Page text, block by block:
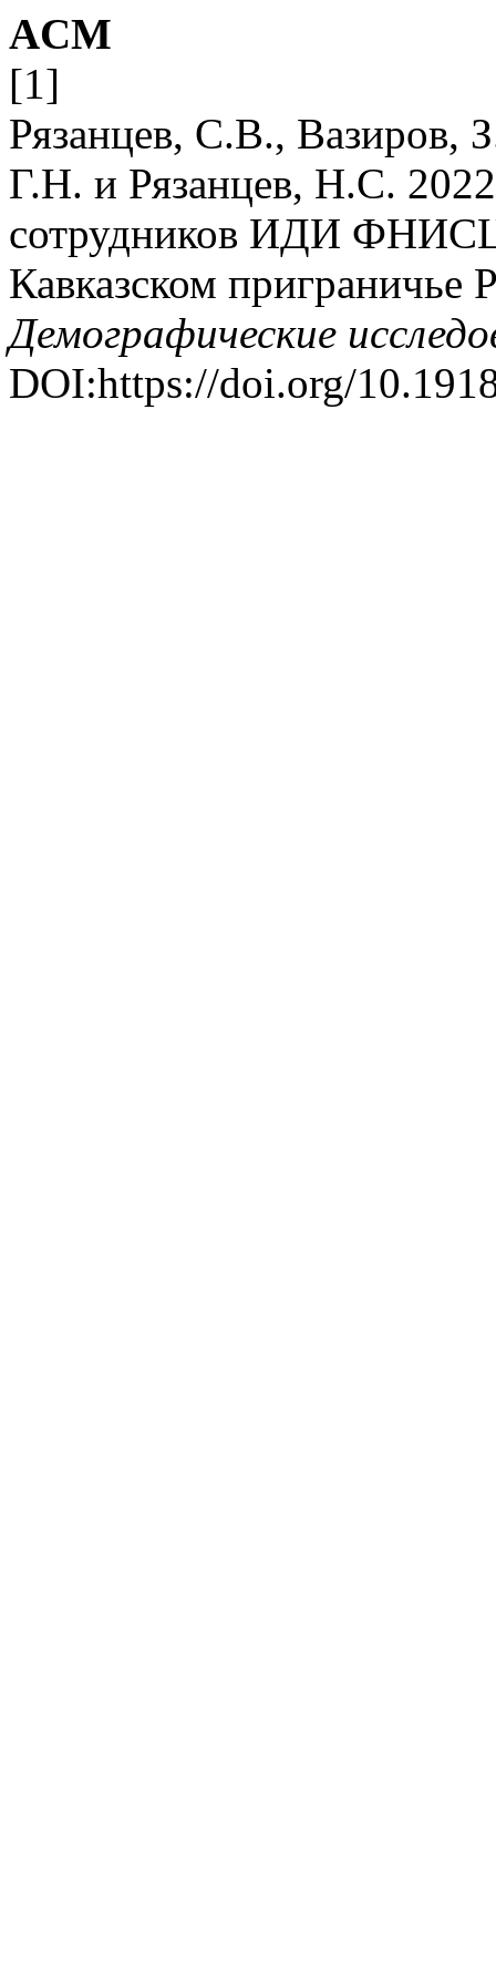
ACM
[1]
Рязанцев, С.В., Вазиров,
Г.Н. и Рязанцев, Н.С.
сотрудников ИДИ
Кавказском приграничье
Демографические
DOI:https://doi.org/